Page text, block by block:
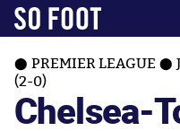
PREMIER LEAGUE
(2-0)
Chelsea-